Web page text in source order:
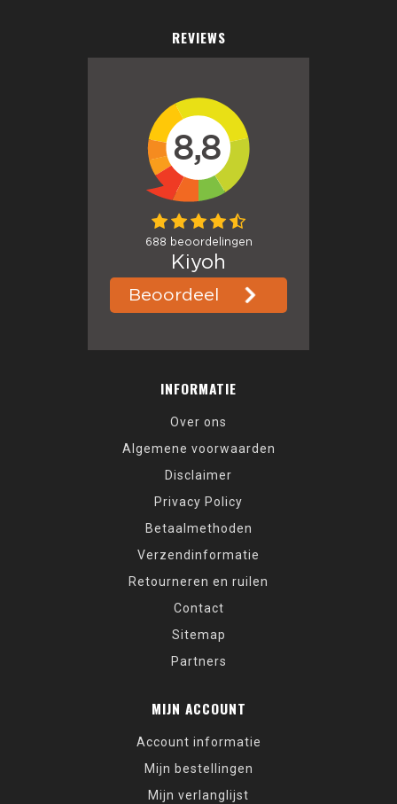
REVIEWS
INFORMATIE
Over ons
Algemene voorwaarden
Disclaimer
Privacy Policy
Betaalmethoden
Verzendinformatie
Retourneren en ruilen
Contact
Sitemap
Partners
MIJN ACCOUNT
Account informatie
Mijn bestellingen
Mijn verlanglijst